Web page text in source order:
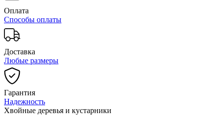
Оплата
Способы оплаты
Доставка
Любые размеры
Гарантия
Надежность
Хвойные деревья и кустарники